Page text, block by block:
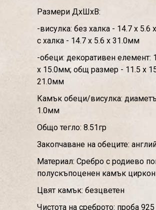
Размери ДхШхВ:
-висулка: без халка - 14.7 х 5.6
с халка - 14.7 х 5.6 х 31.0мм
-обеци: декоративен елемент:
х 15.0мм; общ размер - 11.5 х
21.0мм
Камък обеци/висулка:
1.0мм
Общо тегло: 8.51гр
Закопчаване на обеците:
Материал: Сребро с родиево
полускъпоценен камък циркон
Цвят камък: безцветен
Чистота на среброто: проба 925